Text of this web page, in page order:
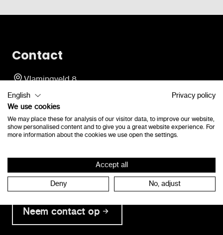
Contact
Vlamingveld 8
8490 Jabbeke
consulenten@lexima.be
+32 50 40 47 41
Neem tijdens de kantooruren rechtstreeks contact
op met onze klantendienst.
Neem contact op
English
Privacy policy
We use cookies
We may place these for analysis of our visitor data, to improve our website,
show personalised content and to give you a great website experience. For
more information about the cookies we use open the settings.
Accept all
Deny No, adjust